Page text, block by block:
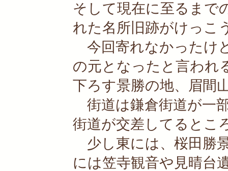
そして現在に至るまで
れた名所旧跡がけっこ
今回寄れなかったけ
の元となったと言われ
下ろす景勝の地、眉間
街道は鎌倉街道が一
街道が交差してるとこ
少し東には、桜田勝
には笠寺観音や見晴台